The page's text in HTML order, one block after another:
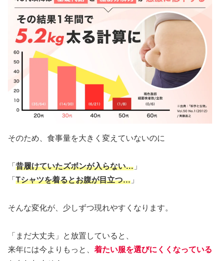
そのため、食事量を大きく変えていないのに
「 昔履けていたズボンが入らない… 」
「 Tシャツを着るとお腹が目立つ… 」
そんな変化が、少しずつ現れやすくなります。
「まだ大丈夫」と放置していると、
来年には今よりもっと、 着たい服を選びにくくなっている